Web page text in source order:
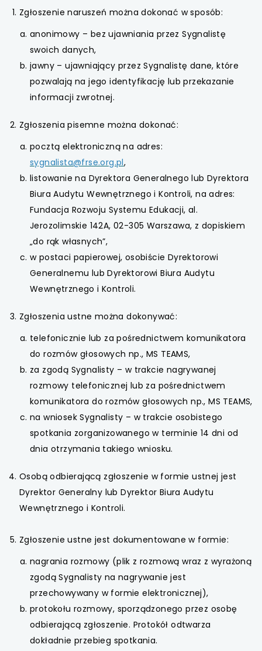
uwaga, link otwiera się w nowej karcie
uwaga, link otwiera się w nowej karcie
uwaga, link otwiera się w nowej karcie
uwaga, link otwiera się w nowej karcie
uwaga, link otwiera się w nowej karcie
uwaga, link otwiera się w nowej karcie
uwaga, link otwiera się w nowej karcie
uwaga, link otwiera się w nowej karcie
uwaga, link otwiera się w nowej karcie
uwaga, link otwiera się w nowej karcie
uwaga, link otwiera się w nowej karcie
uwaga, link otwiera się w nowej karcie
uwaga, link otwiera się w nowej karcie
uwaga, link otwiera się w nowej karcie
uwaga, link otwiera się w nowej karcie
uwaga, link otwiera się w nowej karcie
uwaga, link otwiera się w nowej karcie
uwaga, link otwiera się w nowej karcie
uwaga, link otwiera się w nowej karcie
Zgłoszenie naruszeń można dokonać w sposób:
anonimowy – bez ujawniania przez Sygnalistę
swoich danych,
jawny – ujawniający przez Sygnalistę dane, które
pozwalają na jego identyfikację lub przekazanie
informacji zwrotnej.
Zgłoszenia pisemne można dokonać:
pocztą elektroniczną na adres:
sygnalista@frse.org.pl,
listowanie na Dyrektora Generalnego lub Dyrektora
Biura Audytu Wewnętrznego i Kontroli, na adres:
Fundacja Rozwoju Systemu Edukacji, al.
Jerozolimskie 142A, 02-305 Warszawa, z dopiskiem
„do rąk własnych”,
w postaci papierowej, osobiście Dyrektorowi
Generalnemu lub Dyrektorowi Biura Audytu
Wewnętrznego i Kontroli.
Zgłoszenia ustne można dokonywać:
telefonicznie lub za pośrednictwem komunikatora
do rozmów głosowych np., MS TEAMS,
za zgodą Sygnalisty – w trakcie nagrywanej
rozmowy telefonicznej lub za pośrednictwem
komunikatora do rozmów głosowych np., MS TEAMS,
na wniosek Sygnalisty – w trakcie osobistego
spotkania zorganizowanego w terminie 14 dni od
dnia otrzymania takiego wniosku.
Osobą odbierającą zgłoszenie w formie ustnej jest
Dyrektor Generalny lub Dyrektor Biura Audytu
Wewnętrznego i Kontroli.
Zgłoszenie ustne jest dokumentowane w formie:
nagrania rozmowy (plik z rozmową wraz z wyrażoną
zgodą Sygnalisty na nagrywanie jest
przechowywany w formie elektronicznej),
protokołu rozmowy, sporządzonego przez osobę
odbierającą zgłoszenie. Protokół odtwarza
dokładnie przebieg spotkania.